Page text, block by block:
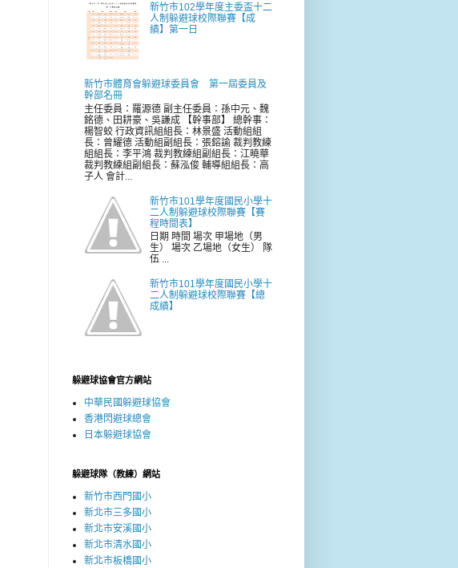
新竹市102學年度主委盃十二
人制躲避球校際聯賽【成
績】第一日
新竹市體育會躲避球委員會 第一屆委員及
幹部名冊
主任委員：羅源德 副主任委員：孫中元、魏
銘德、田耕豪、吳謙成 【幹事部】 總幹事：
楊智蛟 行政資訊組組長：林景盛 活動組組
長：曾耀德 活動組副組長：張鎔諭 裁判教練
組組長：李平鴻 裁判教練組副組長：江曉華
裁判教練組副組長：蘇泓俊 輔導組組長：高
子人 會計...
新竹市101學年度國民小學十
二人制躲避球校際聯賽【賽
程時間表】
日期 時間 場次 甲場地（男
生） 場次 乙場地（女生） 隊
伍 ...
新竹市101學年度國民小學十
二人制躲避球校際聯賽【總
成績】
躲避球協會官方網站
中華民國躲避球協會
香港閃避球總會
日本躲避球協會
躲避球隊（教練）網站
新竹市西門國小
新北市三多國小
新北市安溪國小
新北市清水國小
新北市板橋國小